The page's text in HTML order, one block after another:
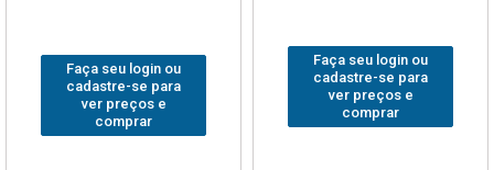
Faça seu login ou
cadastre-se para
ver preços e
comprar
Faça seu login ou
cadastre-se para
ver preços e
comprar